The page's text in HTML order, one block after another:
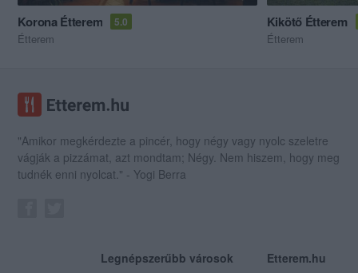
Korona Étterem 5.0
Étterem
Kikötő Étterem
Étterem
"Amikor megkérdezte a pincér, hogy négy vagy nyolc szeletre
vágják a pizzámat, azt mondtam; Négy. Nem hiszem, hogy meg
tudnék enni nyolcat." - Yogi Berra
Legnépszerűbb városok Etterem.hu